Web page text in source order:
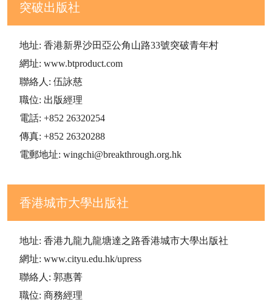
突破出版社
地址: 香港新界沙田亞公角山路33號突破青年村
網址: www.btproduct.com
聯絡人: 伍詠慈
職位: 出版經理
電話: +852 26320254
傳真: +852 26320288
電郵地址: wingchi@breakthrough.org.hk
香港城市大學出版社
地址: 香港九龍九龍塘達之路香港城市大學出版社
網址: www.cityu.edu.hk/upress
聯絡人: 郭惠菁
職位: 商務經理